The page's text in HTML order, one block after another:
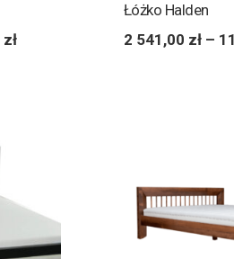
zł
Łóżko Halden
2 541,00 zł –